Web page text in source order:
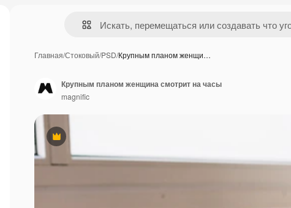
Главная/Стоковый/PSD/Крупным планом женщи…
Премиум
Крупным планом женщина смотрит на часы
magnific